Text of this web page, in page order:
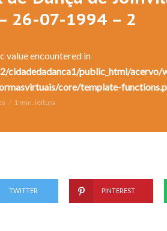
26-07-1994 – 2
value encountered in
cidadedadanca1/public_html/acervo/
core/template-
1 min. leitura
TWITTER PINTEREST